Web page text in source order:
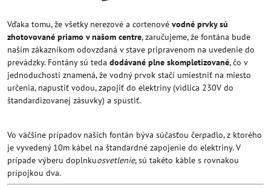
Vďaka tomu, že všetky nerezové a cortenové vodné prvky sú
zhotovované priamo v našom centre, zaručujeme, že fontána bude
naším zákazníkom odovzdaná v stave pripravenom na uvedenie do
prevádzky. Fontány sú teda dodávané plne skompletizované, čo v
jednoduchosti znamená, že vodný prvok stačí umiestniť na miesto
určenia, napustiť vodou, zapojiť do elektriny (vidlica 230V do
štandardizovanej zásuvky) a spustiť.
Vo väčšine prípadov našich fontán býva súčasťou čerpadlo, z ktorého
je vyvedený 10m kábel na štandardné zapojenie do elektriny. V
prípade výberu doplnkuosvetlenie, sú takéto káble s rovnakou
prípojkou dva.